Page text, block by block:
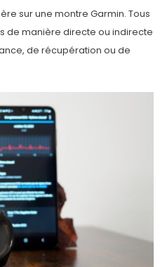
sur une montre Garmin. Tous
de manière directe ou indirecte
de récupération ou de